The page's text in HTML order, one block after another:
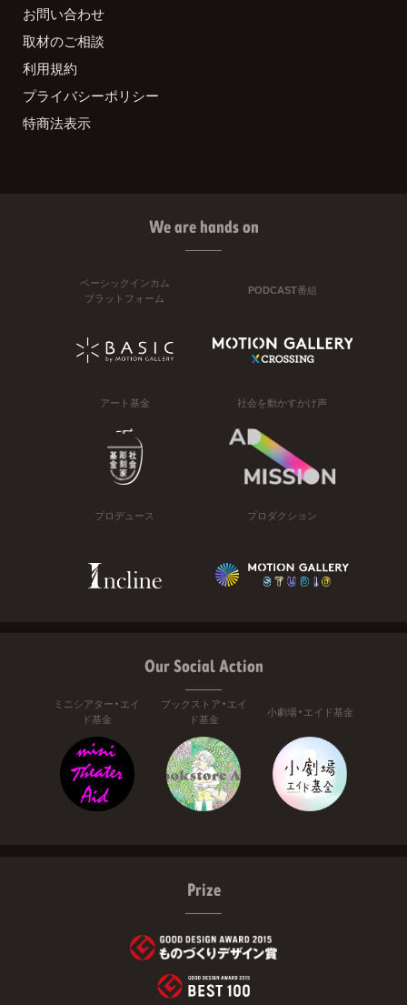
お問い合わせ
取材のご相談
利用規約
プライバシーポリシー
特商法表示
We are hands on
ベーシックインカム
プラットフォーム
PODCAST番組
アート基金 社会を動かすかけ声
プロデュース プロダクション
Our Social Action
ミニシアター・エイ
ド基金
ブックストア・エイ
ド基金
小劇場・エイド基金
Prize